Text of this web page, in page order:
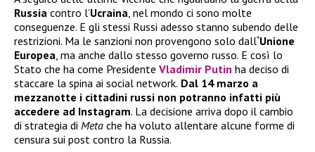
Russia contro l’Ucraina, nel mondo ci sono molte
conseguenze. E gli stessi Russi adesso stanno subendo delle
restrizioni. Ma le sanzioni non provengono solo dall‘Unione
Europea, ma anche dallo stesso governo russo. E così lo
Stato che ha come Presidente Vladimir Putin ha deciso di
staccare la spina ai social network. Dal 14 marzo a
mezzanotte i cittadini russi non potranno infatti più
accedere ad Instagram. La decisione arriva dopo il cambio
di strategia di Meta che ha voluto allentare alcune forme di
censura sui post contro la Russia.